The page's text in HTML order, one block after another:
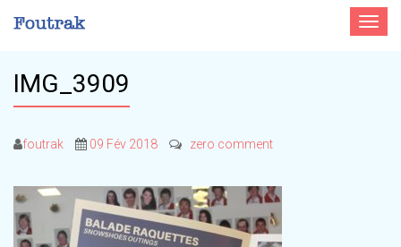
Toggle
IMG_3909
foutrak 09 Fév 2018 zero comment